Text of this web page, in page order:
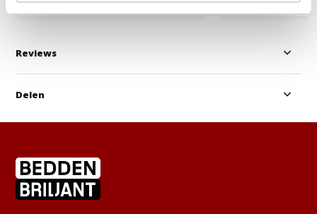
Reviews
Delen